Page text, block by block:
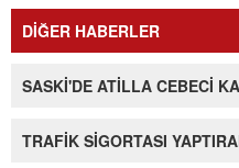
DİĞER HABERLER
SASKİ'DE ATİLLA CEBECİ
TRAFİK SİGORTASI